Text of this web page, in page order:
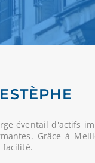
éventail d'actifs
Grâce à
facilité.